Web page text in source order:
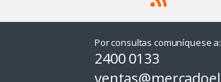
Por consultas comuníquese a:
2400 0133